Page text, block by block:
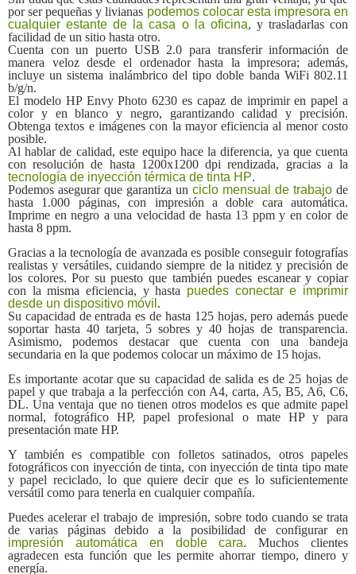
por ser pequeñas y livianas podemos colocar esta impresora en
cualquier estante de la casa o la oficina, y trasladarlas con
facilidad de un sitio hasta otro.
Cuenta con un puerto USB 2.0 para transferir información de
manera veloz desde el ordenador hasta la impresora; además,
incluye un sistema inalámbrico del tipo doble banda WiFi 802.11
b/g/n.
El modelo HP Envy Photo 6230 es capaz de imprimir en papel a
color y en blanco y negro, garantizando calidad y precisión.
Obtenga textos e imágenes con la mayor eficiencia al menor costo
posible.
Al hablar de calidad, este equipo hace la diferencia, ya que cuenta
con resolución de hasta 1200x1200 dpi rendizada, gracias a la
tecnología de inyección térmica de tinta HP.
Podemos asegurar que garantiza un ciclo mensual de trabajo de
hasta 1.000 páginas, con impresión a doble cara automática.
Imprime en negro a una velocidad de hasta 13 ppm y en color de
hasta 8 ppm.
Gracias a la tecnología de avanzada es posible conseguir fotografías
realistas y versátiles, cuidando siempre de la nitidez y precisión de
los colores. Por su puesto que también puedes escanear y copiar
con la misma eficiencia, y hasta puedes conectar e imprimir
desde un dispositivo móvil .
Su capacidad de entrada es de hasta 125 hojas, pero además puede
soportar hasta 40 tarjeta, 5 sobres y 40 hojas de transparencia.
Asimismo, podemos destacar que cuenta con una bandeja
secundaria en la que podemos colocar un máximo de 15 hojas.
Es importante acotar que su capacidad de salida es de 25 hojas de
papel y que trabaja a la perfección con A4, carta, A5, B5, A6, C6,
DL. Una ventaja que no tienen otros modelos es que admite papel
normal, fotográfico HP, papel profesional o mate HP y para
presentación mate HP.
Y también es compatible con folletos satinados, otros papeles
fotográficos con inyección de tinta, con inyección de tinta tipo mate
y papel reciclado, lo que quiere decir que es lo suficientemente
versátil como para tenerla en cualquier compañía.
Puedes acelerar el trabajo de impresión, sobre todo cuando se trata
de varias páginas debido a la posibilidad de configurar en
impresión automática en doble cara. Muchos clientes
agradecen esta función que les permite ahorrar tiempo, dinero y
energía.